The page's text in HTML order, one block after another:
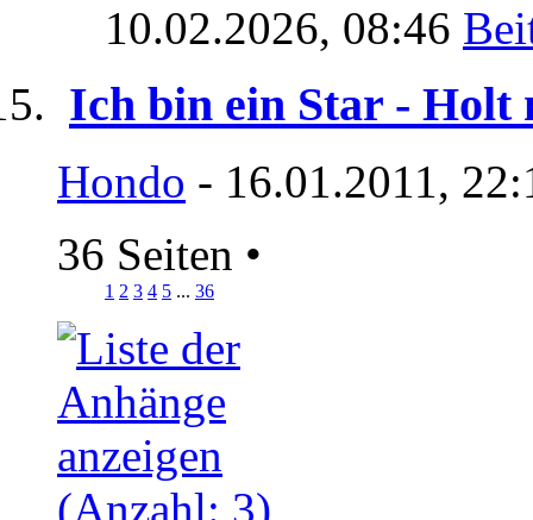
10.02.2026, 08:46
Ich bin ein Star - Holt
Hondo - 16.01.2011,
36 Seiten •
1 2 3 4 5 ... 36